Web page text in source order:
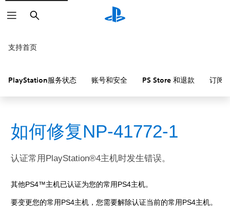
搜
索
支持首页
PlayStation服务状态 账号和安全 PS Store 和退款 订阅
如何修复NP-41772-1
认证常用PlayStation®4主机时发生错误。
其他PS4™主机已认证为您的常用PS4主机。
要变更您的常用PS4主机，您需要解除认证当前的常用PS4主机。